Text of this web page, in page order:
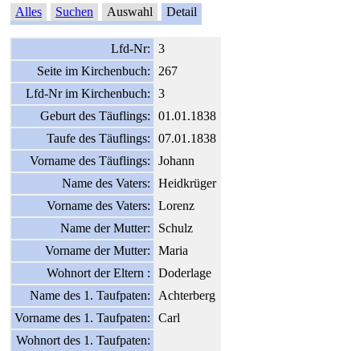
Alles Suchen Auswahl Detail
Lfd-Nr:
3
Seite im Kirchenbuch:
267
Lfd-Nr im Kirchenbuch:
3
Geburt des Täuflings:
01.01.1838
Taufe des Täuflings:
07.01.1838
Vorname des Täuflings:
Johann
Name des Vaters:
Heidkrüger
Vorname des Vaters:
Lorenz
Name der Mutter:
Schulz
Vorname der Mutter:
Maria
Wohnort der Eltern :
Doderlage
Name des 1. Taufpaten:
Achterberg
Vorname des 1. Taufpaten:
Carl
Wohnort des 1. Taufpaten: